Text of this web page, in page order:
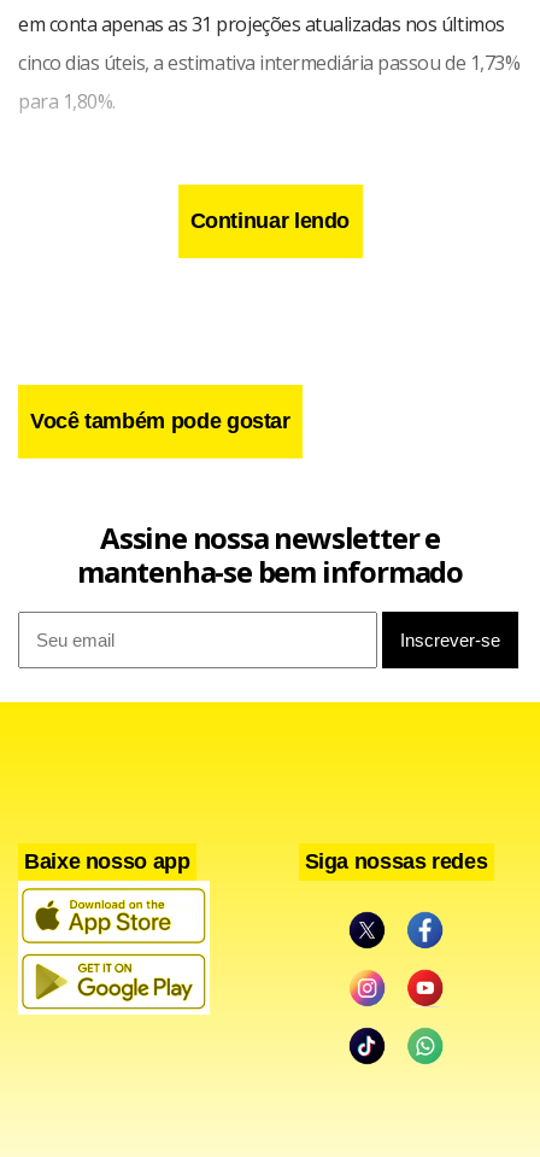
em conta apenas as 31 projeções atualizadas nos últimos
cinco dias úteis, a estimativa intermediária passou de 1,73%
para 1,80%.
As medianas para o crescimento do PIB de 2028 e 2029
permaneceram em 2,0%, pela 114ª e 61ª semana seguida,
respectivamente.
Continuar lendo
Você também pode gostar
Assine nossa newsletter e
mantenha-se bem informado
Baixe nosso app Siga nossas redes